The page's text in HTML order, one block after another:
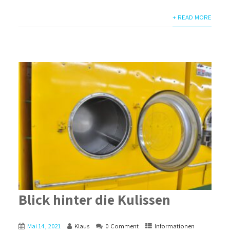
+ READ MORE
Blick hinter die Kulissen
Mai 14, 2021 Klaus 0 Comment Informationen